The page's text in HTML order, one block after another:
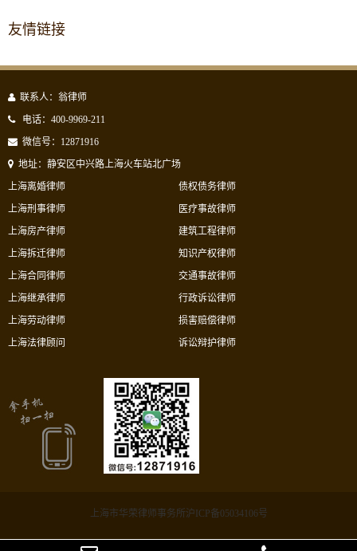
友情链接
联系人：翁律师
电话：400-9969-211
微信号：12871916
地址：静安区中兴路上海火车站北广场
上海离婚律师
上海刑事律师
上海房产律师
上海拆迁律师
债权债务律师
医疗事故律师
建筑工程律师
知识产权律师
上海合同律师
上海继承律师
上海劳动律师
上海法律顾问
交通事故律师
行政诉讼律师
损害赔偿律师
诉讼辩护律师
上海市华荣律师事务所沪ICP备05034106号